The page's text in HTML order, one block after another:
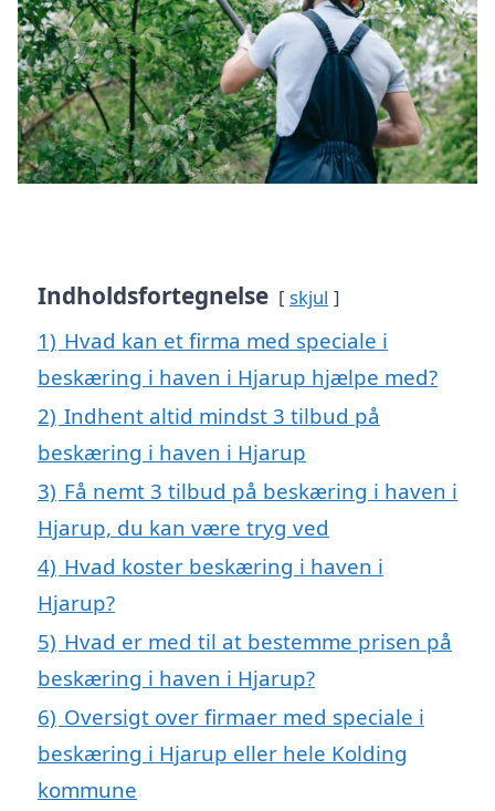
Indholdsfortegnelse skjul
1) Hvad kan et firma med speciale i
beskæring i haven i Hjarup hjælpe med?
2) Indhent altid mindst 3 tilbud på
beskæring i haven i Hjarup
3) Få nemt 3 tilbud på beskæring i haven i
Hjarup, du kan være tryg ved
4) Hvad koster beskæring i haven i
Hjarup?
5) Hvad er med til at bestemme prisen på
beskæring i haven i Hjarup?
6) Oversigt over firmaer med speciale i
beskæring i Hjarup eller hele Kolding
kommune